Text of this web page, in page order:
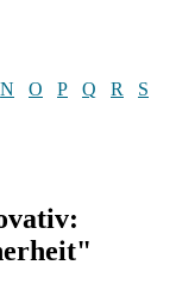
N O P Q R
S